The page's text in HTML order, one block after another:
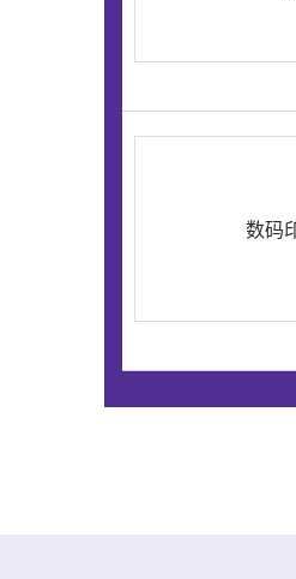
数码